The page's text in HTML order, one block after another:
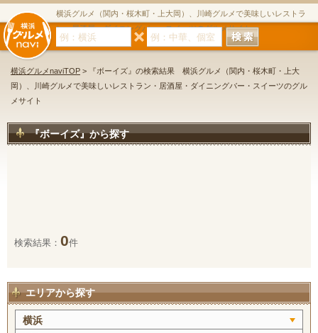
横浜グルメ（関内・桜木町・上大岡）、川崎グルメで美味しいレストラ
ン・居酒屋・ダイニングバー・スイーツのグルメサイト
横浜グルメnaviTOP > 『ボーイズ』の検索結果 横浜グルメ（関内・桜木町・上大
岡）、川崎グルメで美味しいレストラン・居酒屋・ダイニングバー・スイーツのグル
メサイト
『ボーイズ』から探す
検索結果： 0件
エリアから探す
横浜